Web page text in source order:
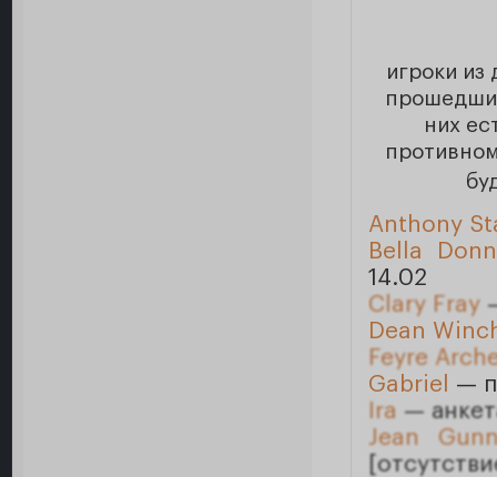
игроки из
них
Anthony
Bella
14.02
Clary Fray
Dean
Feyre
Gabriel
—
Ira —
Jean